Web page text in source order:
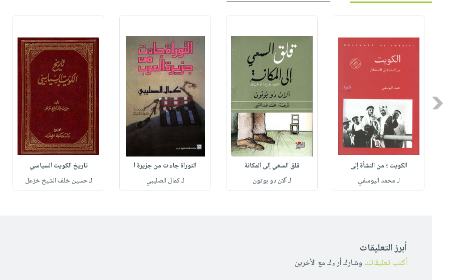
Previous
الكويت ؛ من النشأة إلى
لـ محمد اليوسفي
قلق السعي إلى المكانة
لـ آلان دو بوتون
التوراة جاءت من جزيرة ا
لـ كمال الصليبي
تاريخ الكويت السياسي
لـ حسين خلف الشيخ خزعل
أبرز التعليقات
أكتب تعليقاتك وشارك أراءك مع الأخرين